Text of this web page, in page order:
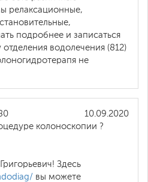
релаксационные,
подробнее и записаться
водолечения (812)
не
10.09.2020
колоноскопии ?
Здесь
вы можете